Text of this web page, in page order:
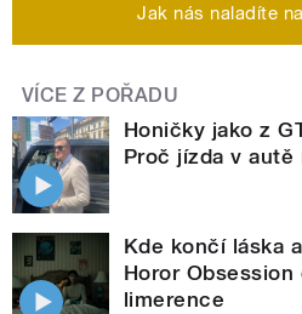
Jak nás naladíte
VÍCE Z POŘADU
Honičky jako z
Proč jízda v autě
Kde končí láska
Horor
limerence